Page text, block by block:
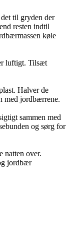
til gryden der
resten indtil
køle
luftigt. Tilsæt
Halver de
med jordbærrene.
sammen med
og sørg for
natten over.
jordbær